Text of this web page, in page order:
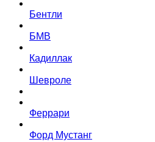
Бентли
БМВ
Кадиллак
Шевроле
Феррари
Форд Мустанг